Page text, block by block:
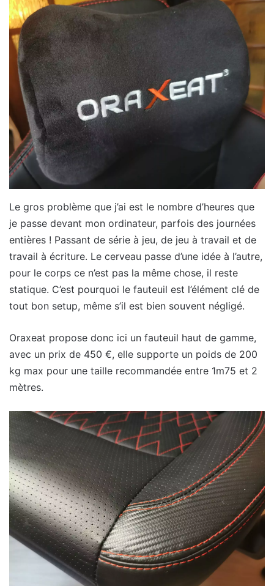
Le gros problème que j’ai est le nombre d’heures que
je passe devant mon ordinateur, parfois des journées
entières ! Passant de série à jeu, de jeu à travail et de
travail à écriture. Le cerveau passe d’une idée à l’autre,
pour le corps ce n’est pas la même chose, il reste
statique. C’est pourquoi le fauteuil est l’élément clé de
tout bon setup, même s’il est bien souvent négligé.
Oraxeat propose donc ici un fauteuil haut de gamme,
avec un prix de 450 €, elle supporte un poids de 200
kg max pour une taille recommandée entre 1m75 et 2
mètres.